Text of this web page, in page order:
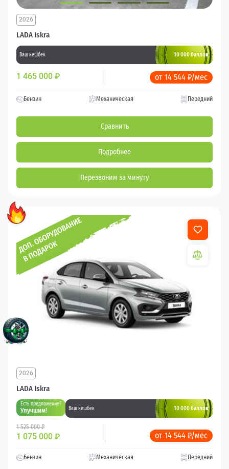
LADA Iskra
2026
Ваш кешбек 10 000 баллов
1 465 000 ₽ от 14 544 ₽/мес
Бензин Механическая Передний
Сравнить
Подробнее
Перезвоним за минуту
LADA Iskra
2026
Есть предложение?
Улучшим! Ваш кешбек 10 000 баллов
1 525 000 ₽
1 075 000 ₽ от 14 544 ₽/мес
Бензин Механическая Передний